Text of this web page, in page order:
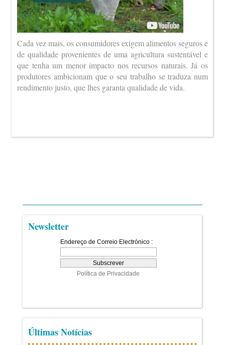
Cada vez mais, os consumidores exigem alimentos seguros e
de qualidade provenientes de uma agricultura sustentável e
que tenha um menor impacto nos recursos naturais. Já os
produtores ambicionam que o seu trabalho se traduza num
rendimento justo, que lhes garanta qualidade de vida.
Newsletter
Últimas Notícias